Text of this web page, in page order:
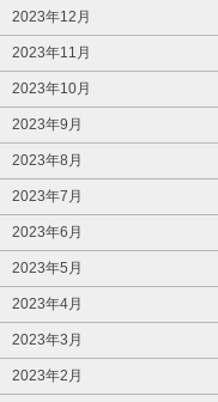
2023年12月
2023年11月
2023年10月
2023年9月
2023年8月
2023年7月
2023年6月
2023年5月
2023年4月
2023年3月
2023年2月